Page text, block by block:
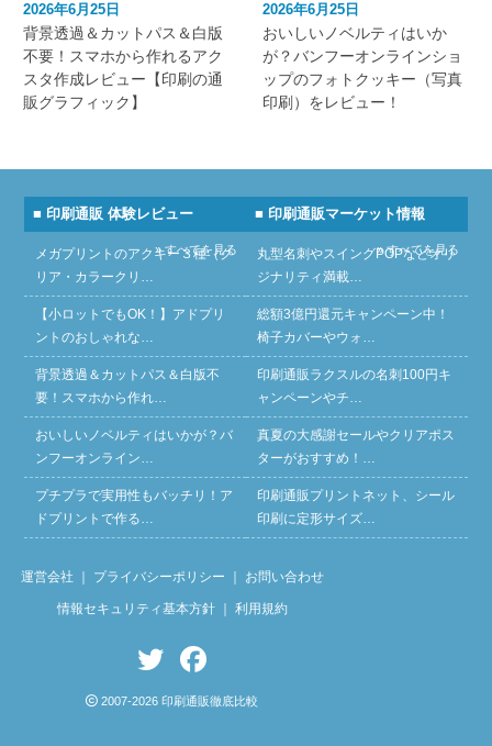
2026年6月25日
背景透過＆カットパス＆白版
不要！スマホから作れるアク
スタ作成レビュー【印刷の通
販グラフィック】
2026年6月25日
おいしいノベルティはいか
が？バンフーオンラインショ
ップのフォトクッキー（写真
印刷）をレビュー！
■ 印刷通販 体験レビュー
» すべてを見る
メガプリントのアクキー３種（ク
リア・カラークリ…
【小ロットでもOK！】アドプリ
ントのおしゃれな…
背景透過＆カットパス＆白版不
要！スマホから作れ…
おいしいノベルティはいかが？バ
ンフーオンライン…
プチプラで実用性もバッチリ！ア
ドプリントで作る…
■ 印刷通販マーケット情報
» すべてを見る
丸型名刺やスイングPOPなどオリ
ジナリティ満載…
総額3億円還元キャンペーン中！
椅子カバーやウォ…
印刷通販ラクスルの名刺100円キ
ャンペーンやチ…
真夏の大感謝セールやクリアポス
ターがおすすめ！…
印刷通販プリントネット、シール
印刷に定形サイズ…
運営会社 ｜ プライバシーポリシー ｜ お問い合わせ
情報セキュリティ基本方針｜ 利用規約
2007-2026 印刷通販徹底比較